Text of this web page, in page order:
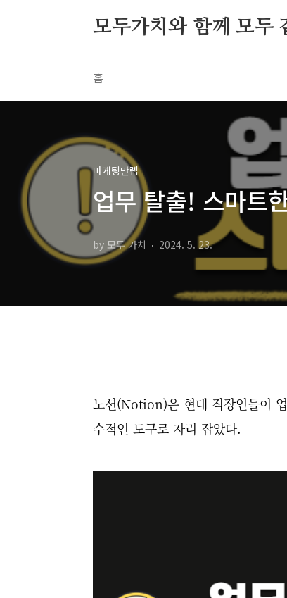
모두가치와 함께 모두
홈
마케팅만렙
업무 탈출! 스마트
by 모두 가치 2024. 5. 23.
노션(Notion)은 현대 직장인들이
수적인 도구로 자리 잡았다.